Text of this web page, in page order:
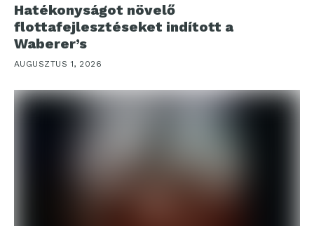
Hatékonyságot növelő
flottafejlesztéseket indított a
Waberer’s
AUGUSZTUS 1, 2026